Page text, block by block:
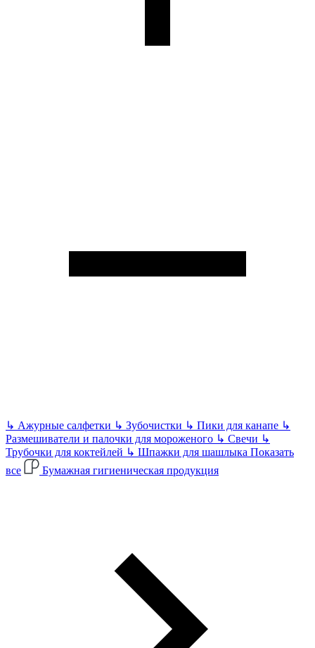
↳ Ажурные салфетки ↳ Зубочистки ↳ Пики для канапе ↳
Размешиватели и палочки для мороженого ↳ Свечи ↳
Трубочки для коктейлей ↳ Шпажки для шашлыка Показать
все
Бумажная гигиеническая продукция